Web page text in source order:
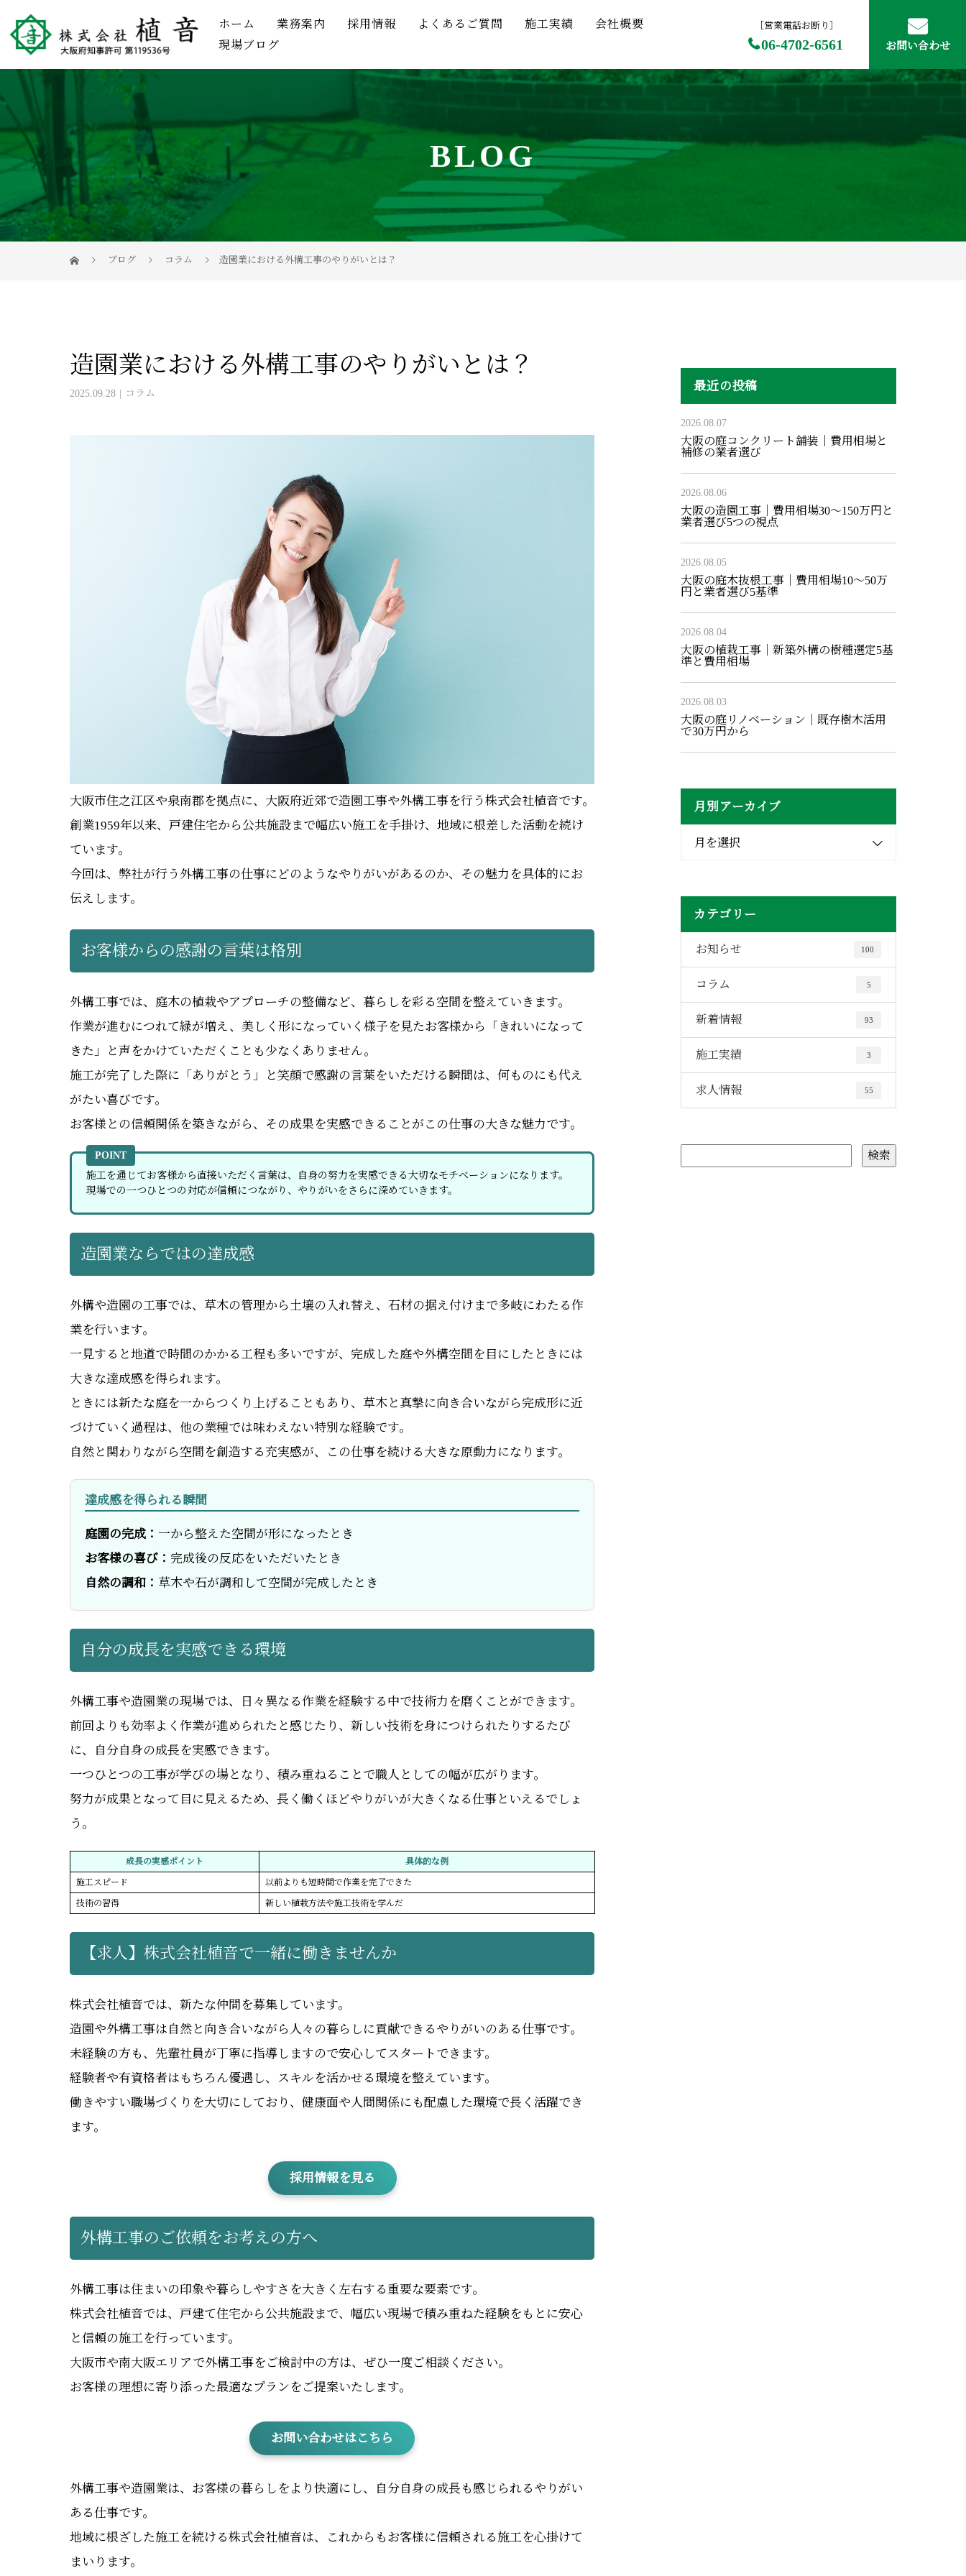
ホーム 業務案内 採用情報 よくあるご質問 施工実績
会社概要
現場ブログ
［営業電話お断り］
06-4702-6561 お問い合わせ
BLOG
ブログ コラム 造園業における外構工事のやりがいとは？
造園業における外構工事のやりがいとは？
2025.09.28 コラム
大阪市住之江区や泉南郡を拠点に、大阪府近郊で造園工事や外構工事を行う株式会社植音です。
創業1959年以来、戸建住宅から公共施設まで幅広い施工を手掛け、地域に根差した活動を続け
ています。
今回は、弊社が行う外構工事の仕事にどのようなやりがいがあるのか、その魅力を具体的にお
伝えします。
お客様からの感謝の言葉は格別
外構工事では、庭木の植栽やアプローチの整備など、暮らしを彩る空間を整えていきます。
作業が進むにつれて緑が増え、美しく形になっていく様子を見たお客様から「きれいになって
きた」と声をかけていただくことも少なくありません。
施工が完了した際に「ありがとう」と笑顔で感謝の言葉をいただける瞬間は、何ものにも代え
がたい喜びです。
お客様との信頼関係を築きながら、その成果を実感できることがこの仕事の大きな魅力です。
POINT
施工を通じてお客様から直接いただく言葉は、自身の努力を実感できる大切なモチベーションになります。
現場での一つひとつの対応が信頼につながり、やりがいをさらに深めていきます。
造園業ならではの達成感
外構や造園の工事では、草木の管理から土壌の入れ替え、石材の据え付けまで多岐にわたる作
業を行います。
一見すると地道で時間のかかる工程も多いですが、完成した庭や外構空間を目にしたときには
大きな達成感を得られます。
ときには新たな庭を一からつくり上げることもあり、草木と真摯に向き合いながら完成形に近
づけていく過程は、他の業種では味わえない特別な経験です。
自然と関わりながら空間を創造する充実感が、この仕事を続ける大きな原動力になります。
達成感を得られる瞬間
庭園の完成： 一から整えた空間が形になったとき
お客様の喜び： 完成後の反応をいただいたとき
自然の調和： 草木や石が調和して空間が完成したとき
自分の成長を実感できる環境
外構工事や造園業の現場では、日々異なる作業を経験する中で技術力を磨くことができます。
前回よりも効率よく作業が進められたと感じたり、新しい技術を身につけられたりするたび
に、自分自身の成長を実感できます。
一つひとつの工事が学びの場となり、積み重ねることで職人としての幅が広がります。
努力が成果となって目に見えるため、長く働くほどやりがいが大きくなる仕事といえるでしょ
う。
成長の実感ポイント 具体的な例
施工スピード 以前よりも短時間で作業を完了できた
技術の習得 新しい植栽方法や施工技術を学んだ
【求人】株式会社植音で一緒に働きませんか
株式会社植音では、新たな仲間を募集しています。
造園や外構工事は自然と向き合いながら人々の暮らしに貢献できるやりがいのある仕事です。
未経験の方も、先輩社員が丁寧に指導しますので安心してスタートできます。
経験者や有資格者はもちろん優遇し、スキルを活かせる環境を整えています。
働きやすい職場づくりを大切にしており、健康面や人間関係にも配慮した環境で長く活躍でき
ます。
採用情報を見る
外構工事のご依頼をお考えの方へ
外構工事は住まいの印象や暮らしやすさを大きく左右する重要な要素です。
株式会社植音では、戸建て住宅から公共施設まで、幅広い現場で積み重ねた経験をもとに安心
と信頼の施工を行っています。
大阪市や南大阪エリアで外構工事をご検討中の方は、ぜひ一度ご相談ください。
お客様の理想に寄り添った最適なプランをご提案いたします。
お問い合わせはこちら
外構工事や造園業は、お客様の暮らしをより快適にし、自分自身の成長も感じられるやりがい
ある仕事です。
地域に根ざした施工を続ける株式会社植音は、これからもお客様に信頼される施工を心掛けて
まいります。
最近の投稿
2026.08.07
大阪の庭コンクリート舗装｜費用相場と
補修の業者選び
2026.08.06
大阪の造園工事｜費用相場30〜150万円と
業者選び5つの視点
2026.08.05
大阪の庭木抜根工事｜費用相場10〜50万
円と業者選び5基準
2026.08.04
大阪の植栽工事｜新築外構の樹種選定5基
準と費用相場
2026.08.03
大阪の庭リノベーション｜既存樹木活用
で30万円から
月別アーカイブ
月を選択
カテゴリー
お知らせ 100
コラム 5
新着情報 93
施工実績 3
求人情報 55